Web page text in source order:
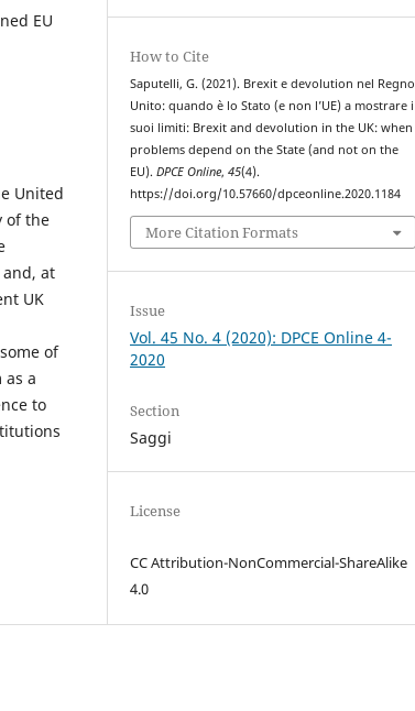
EU
United
of the
at
UK
of
a
to
How to Cite
Saputelli, G. (2021). Brexit e devolution nel Regno
Unito: quando è lo Stato (e non l’UE) a mostrare i
suoi limiti: Brexit and devolution in the UK: when
problems depend on the State (and not on the
EU).DPCE Online,45(4).
https://doi.org/10.57660/dpceonline.2020.1184
More Citation Formats
Issue
Vol. 45 No. 4 (2020): DPCE Online 4-
2020
Section
Saggi
License
CC Attribution-NonCommercial-ShareAlike
4.0